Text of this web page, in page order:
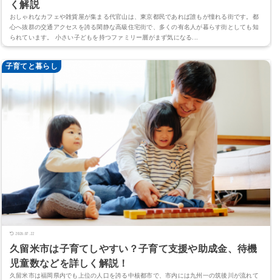
く解説
おしゃれなカフェや雑貨屋が集まる代官山は、東京都民であれば誰もが憧れる街です。都
心へ抜群の交通アクセスを誇る閑静な高級住宅街で、多くの有名人が暮らす街としても知
られています。 小さい子どもを持つファミリー層がまず気になる...
子育てと暮らし
久留米市は子育てしやすい？子育て支援や助成金、待機
児童数などを詳しく解説！
2026.07.22
久留米市は福岡県内でも上位の人口を誇る中核都市で、市内には九州一の筑後川が流れて